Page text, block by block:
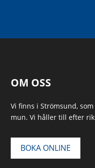
OM OSS
Vi finns i Strömsund, som
mun. Vi håller till efter
BOKA ONLINE